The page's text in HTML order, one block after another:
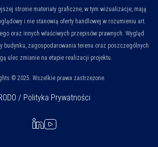
stronie materiały graficzne, w tym wizualizacje, mają
i nie stanowią oferty handlowej w rozumieniu art.
oraz innych właściwych przepisów prawnych. Wygląd
budynku, zagospodarowania terenu oraz poszczególnych
ulec zmianie na etapie realizacji projektu.
© 2025. Wszelkie prawa zastrzeżone.
/ Polityka Prywatności